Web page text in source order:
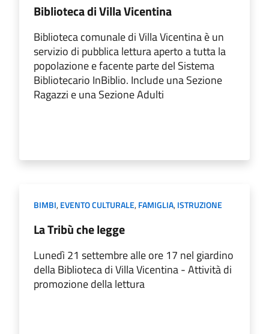
Biblioteca di Villa Vicentina
Biblioteca comunale di Villa Vicentina è un
servizio di pubblica lettura aperto a tutta la
popolazione e facente parte del Sistema
Bibliotecario InBiblio. Include una Sezione
Ragazzi e una Sezione Adulti
BIMBI,EVENTO CULTURALE,FAMIGLIA,ISTRUZIONE
La Tribù che legge
Lunedì 21 settembre alle ore 17 nel giardino
della Biblioteca di Villa Vicentina - Attività di
promozione della lettura